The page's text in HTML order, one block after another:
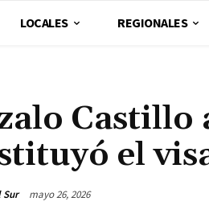
LOCALES REGIONALES
Castillo
el
Sur mayo 26, 2026